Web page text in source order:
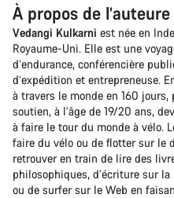
À propos de l’auteure
Vedangi Kulkarni est née en
Royaume-Uni. Elle est une
d’endurance, conférencière
d’expédition et entrepreneuse.
à travers le monde en 160
soutien, à l’âge de 19/20 ans,
à faire le tour du monde à vélo.
faire du vélo ou de flotter sur le
retrouver en train de lire des
philosophiques, d’écriture sur
ou de surfer sur le Web en